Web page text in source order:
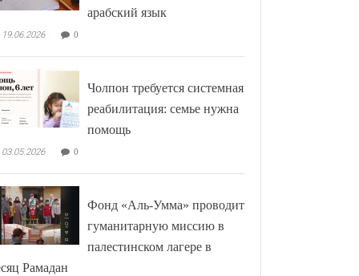
арабский язык
19.06.2026 0
Чолпон требуется системная
реабилитация: семье нужна
помощь
03.05.2026 0
Фонд «Аль-Умма» проводит
гуманитарную миссию в
палестинском лагере в
Рамадан